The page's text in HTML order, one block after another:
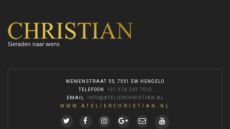
Sieraden naar wens
WEMENSTRAAT 55, 7551 EW HENGELO
TELEFOON
+31 074 243 7513
EMAIL
INFO@ATELIERCHRISTIAN.NL
WWW.ATELIERCHRISTIAN.NL